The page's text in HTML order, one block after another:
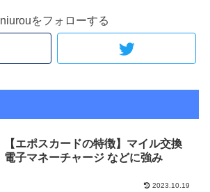
niurouをフォローする
【エポスカードの特徴】マイル交換
電子マネーチャージ などに強み
2023.10.19